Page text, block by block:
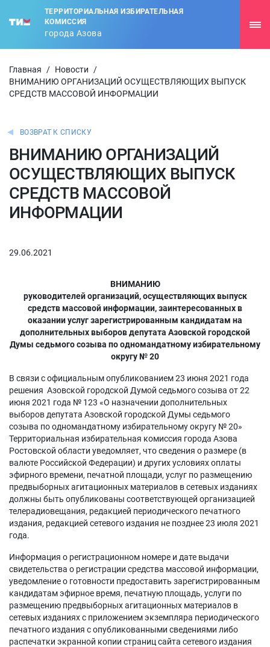
ТЕРРИТОРИАЛЬНАЯ ИЗБИРАТЕЛЬНАЯ
КОМИССИЯ
города Азова
Главная / Новости
/
ВНИМАНИЮ ОРГАНИЗАЦИЙ ОСУЩЕСТВЛЯЮЩИХ ВЫПУСК
СРЕДСТВ МАССОВОЙ ИНФОРМАЦИИ
ВОЗВРАТ К СПИСКУ
ВНИМАНИЮ ОРГАНИЗАЦИЙ
ОСУЩЕСТВЛЯЮЩИХ ВЫПУСК
СРЕДСТВ МАССОВОЙ
ИНФОРМАЦИИ
29.06.2021
ВНИМАНИЮ
руководителей организаций, осуществляющих выпуск
средств массовой информации, заинтересованных в
оказании услуг зарегистрированным кандидатам на
дополнительных выборов депутата Азовской городской
Думы седьмого созыва по одномандатному избирательному
округу № 20
В связи с официальным опубликованием 23 июня 2021 года
решения Азовской городской Думой седьмого созыва от 22
июня 2021 года № 123 «О назначении дополнительных
выборов депутата Азовской городской Думы седьмого
созыва по одномандатному избирательному округу № 20»
Территориальная избирательная комиссия города Азова
Ростовской области уведомляет, что сведения о размере (в
валюте Российской Федерации) и других условиях оплаты
эфирного времени, печатной площади, услуг по размещению
предвыборных агитационных материалов в сетевых изданиях
должны быть опубликованы соответствующей организацией
телерадиовещания, редакцией периодического печатного
издания, редакцией сетевого издания не позднее 23 июля 2021
года.
Информация о регистрационном номере и дате выдачи
свидетельства о регистрации средства массовой информации,
уведомление о готовности предоставить зарегистрированным
кандидатам эфирное время, печатную площадь, услуги по
размещению предвыборных агитационных материалов в
сетевых изданиях с приложением экземпляра периодического
печатного издания с опубликованными сведениями либо
распечатки экранной копии страниц сайта сетевого издания